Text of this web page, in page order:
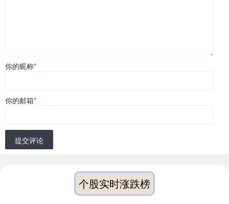
你的昵称*
你的邮箱*
提交评论
个股实时涨跌榜